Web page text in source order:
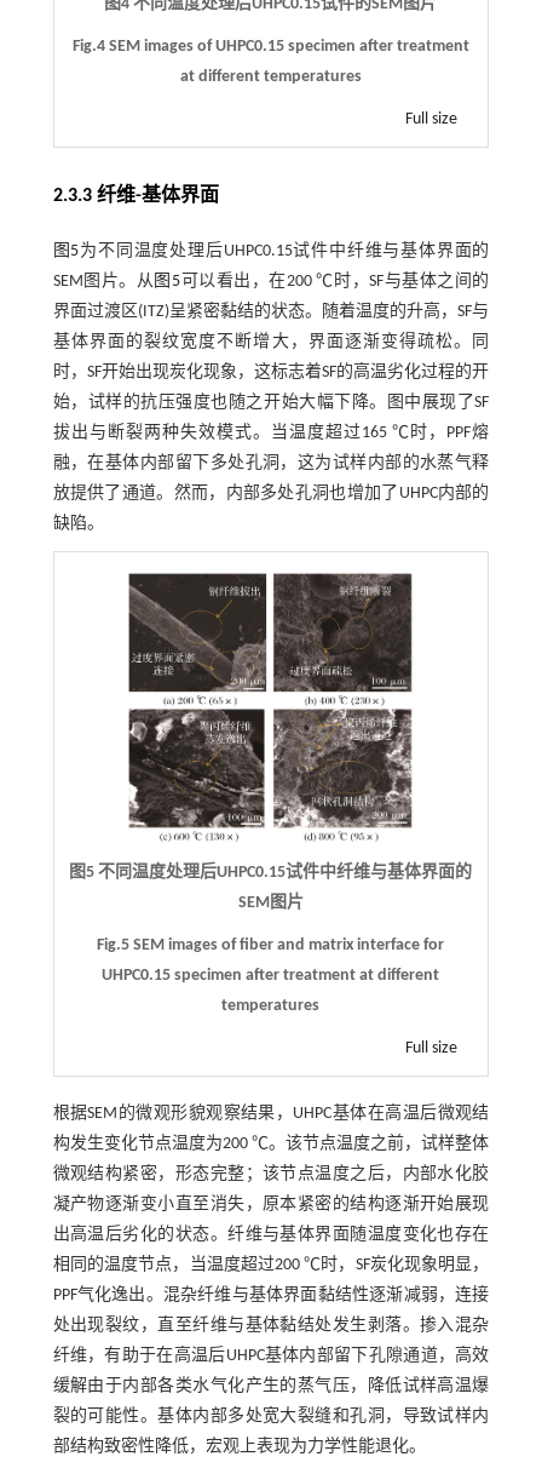
图4 不同温度处理后UHPC0.15试件的SEM图片
Fig.4 SEM images of UHPC0.15 specimen after treatment
at different temperatures
Full size
2.3.3 纤维-基体界面
图5为不同温度处理后UHPC0.15试件中纤维与基体界面的
SEM图片。从 图5可以看出，在200 ℃时，SF与基体之间的
界面过渡区(ITZ)呈紧密黏结的状态。随着温度的升高，SF与
基体界面的裂纹宽度不断增大，界面逐渐变得疏松。同
时，SF开始出现炭化现象，这标志着SF的高温劣化过程的开
始，试样的抗压强度也随之开始大幅下降。图中展现了SF
拔出与断裂两种失效模式。当温度超过165 ℃时，PPF熔
融，在基体内部留下多处孔洞，这为试样内部的水蒸气释
放提供了通道。然而，内部多处孔洞也增加了UHPC内部的
缺陷。
图5 不同温度处理后UHPC0.15试件中纤维与基体界面的
SEM图片
Fig.5 SEM images of fiber and matrix interface for
UHPC0.15 specimen after treatment at different
temperatures
Full size
根据SEM的微观形貌观察结果，UHPC基体在高温后微观结
构发生变化节点温度为200 ℃。该节点温度之前，试样整体
微观结构紧密，形态完整；该节点温度之后，内部水化胶
凝产物逐渐变小直至消失，原本紧密的结构逐渐开始展现
出高温后劣化的状态。纤维与基体界面随温度变化也存在
相同的温度节点，当温度超过200 ℃时，SF炭化现象明显，
PPF气化逸出。混杂纤维与基体界面黏结性逐渐减弱，连接
处出现裂纹，直至纤维与基体黏结处发生剥落。掺入混杂
纤维，有助于在高温后UHPC基体内部留下孔隙通道，高效
缓解由于内部各类水气化产生的蒸气压，降低试样高温爆
裂的可能性。基体内部多处宽大裂缝和孔洞，导致试样内
部结构致密性降低，宏观上表现为力学性能退化。